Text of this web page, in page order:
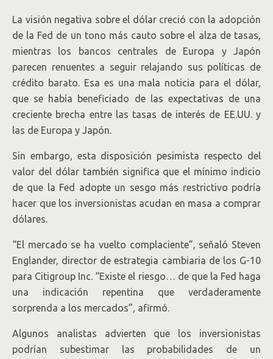
La visión negativa sobre el dólar creció con la adopción
de la Fed de un tono más cauto sobre el alza de tasas,
mientras los bancos centrales de Europa y Japón
parecen renuentes a seguir relajando sus políticas de
crédito barato. Esa es una mala noticia para el dólar,
que se había beneficiado de las expectativas de una
creciente brecha entre las tasas de interés de EE.UU. y
las de Europa y Japón.
Sin embargo, esta disposición pesimista respecto del
valor del dólar también significa que el mínimo indicio
de que la Fed adopte un sesgo más restrictivo podría
hacer que los inversionistas acudan en masa a comprar
dólares.
“El mercado se ha vuelto complaciente”, señaló Steven
Englander, director de estrategia cambiaria de los G-10
para Citigroup Inc. “Existe el riesgo… de que la Fed haga
una indicación repentina que verdaderamente
sorprenda a los mercados”, afirmó.
Algunos analistas advierten que los inversionistas
podrían subestimar las probabilidades de un